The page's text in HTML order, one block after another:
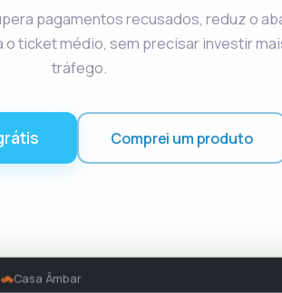
pagamentos recusados, reduz o
o ticket médio, sem precisar investir
tráfego.
Comprei um produto
Casa Âmbar